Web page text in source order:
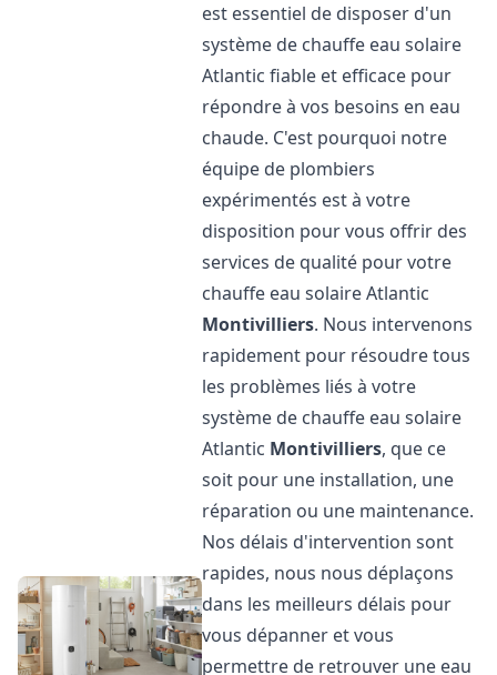
est essentiel de disposer d'un
système de chauffe eau solaire
Atlantic fiable et efficace pour
répondre à vos besoins en eau
chaude. C'est pourquoi notre
équipe de plombiers
expérimentés est à votre
disposition pour vous offrir des
services de qualité pour votre
chauffe eau solaire Atlantic
Montivilliers. Nous intervenons
rapidement pour résoudre tous
les problèmes liés à votre
système de chauffe eau solaire
Atlantic Montivilliers, que ce
soit pour une installation, une
réparation ou une maintenance.
Nos délais d'intervention sont
rapides, nous nous déplaçons
dans les meilleurs délais pour
vous dépanner et vous
permettre de retrouver une eau